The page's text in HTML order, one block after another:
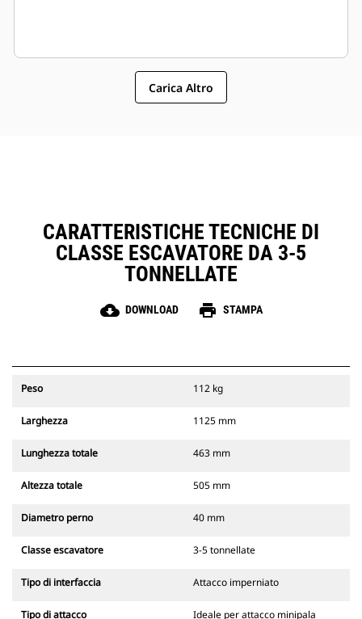
Carica Altro
CARATTERISTICHE TECNICHE DI
CLASSE ESCAVATORE DA 3-5
TONNELLATE
cloud_download DOWNLOAD print STAMPA
Peso 112 kg
Larghezza 1125 mm
Lunghezza totale 463 mm
Altezza totale 505 mm
Diametro perno 40 mm
Classe escavatore 3-5 tonnellate
Tipo di interfaccia Attacco imperniato
Tipo di attacco Ideale per attacco minipala